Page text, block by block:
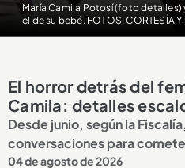
María Camila Potosí (foto
el de su bebé. FOTOS: CORTESÍA Y
El horror detrás del
Camila: detalles
Desde junio, según la
conversaciones para
04 de agosto de 2026